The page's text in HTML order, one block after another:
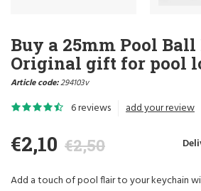
Buy a 25mm Pool
Original gift for pool
Article code:294103v
6 reviews add your review
€2,10 €2,50
Add a touch of pool flair to your keychain